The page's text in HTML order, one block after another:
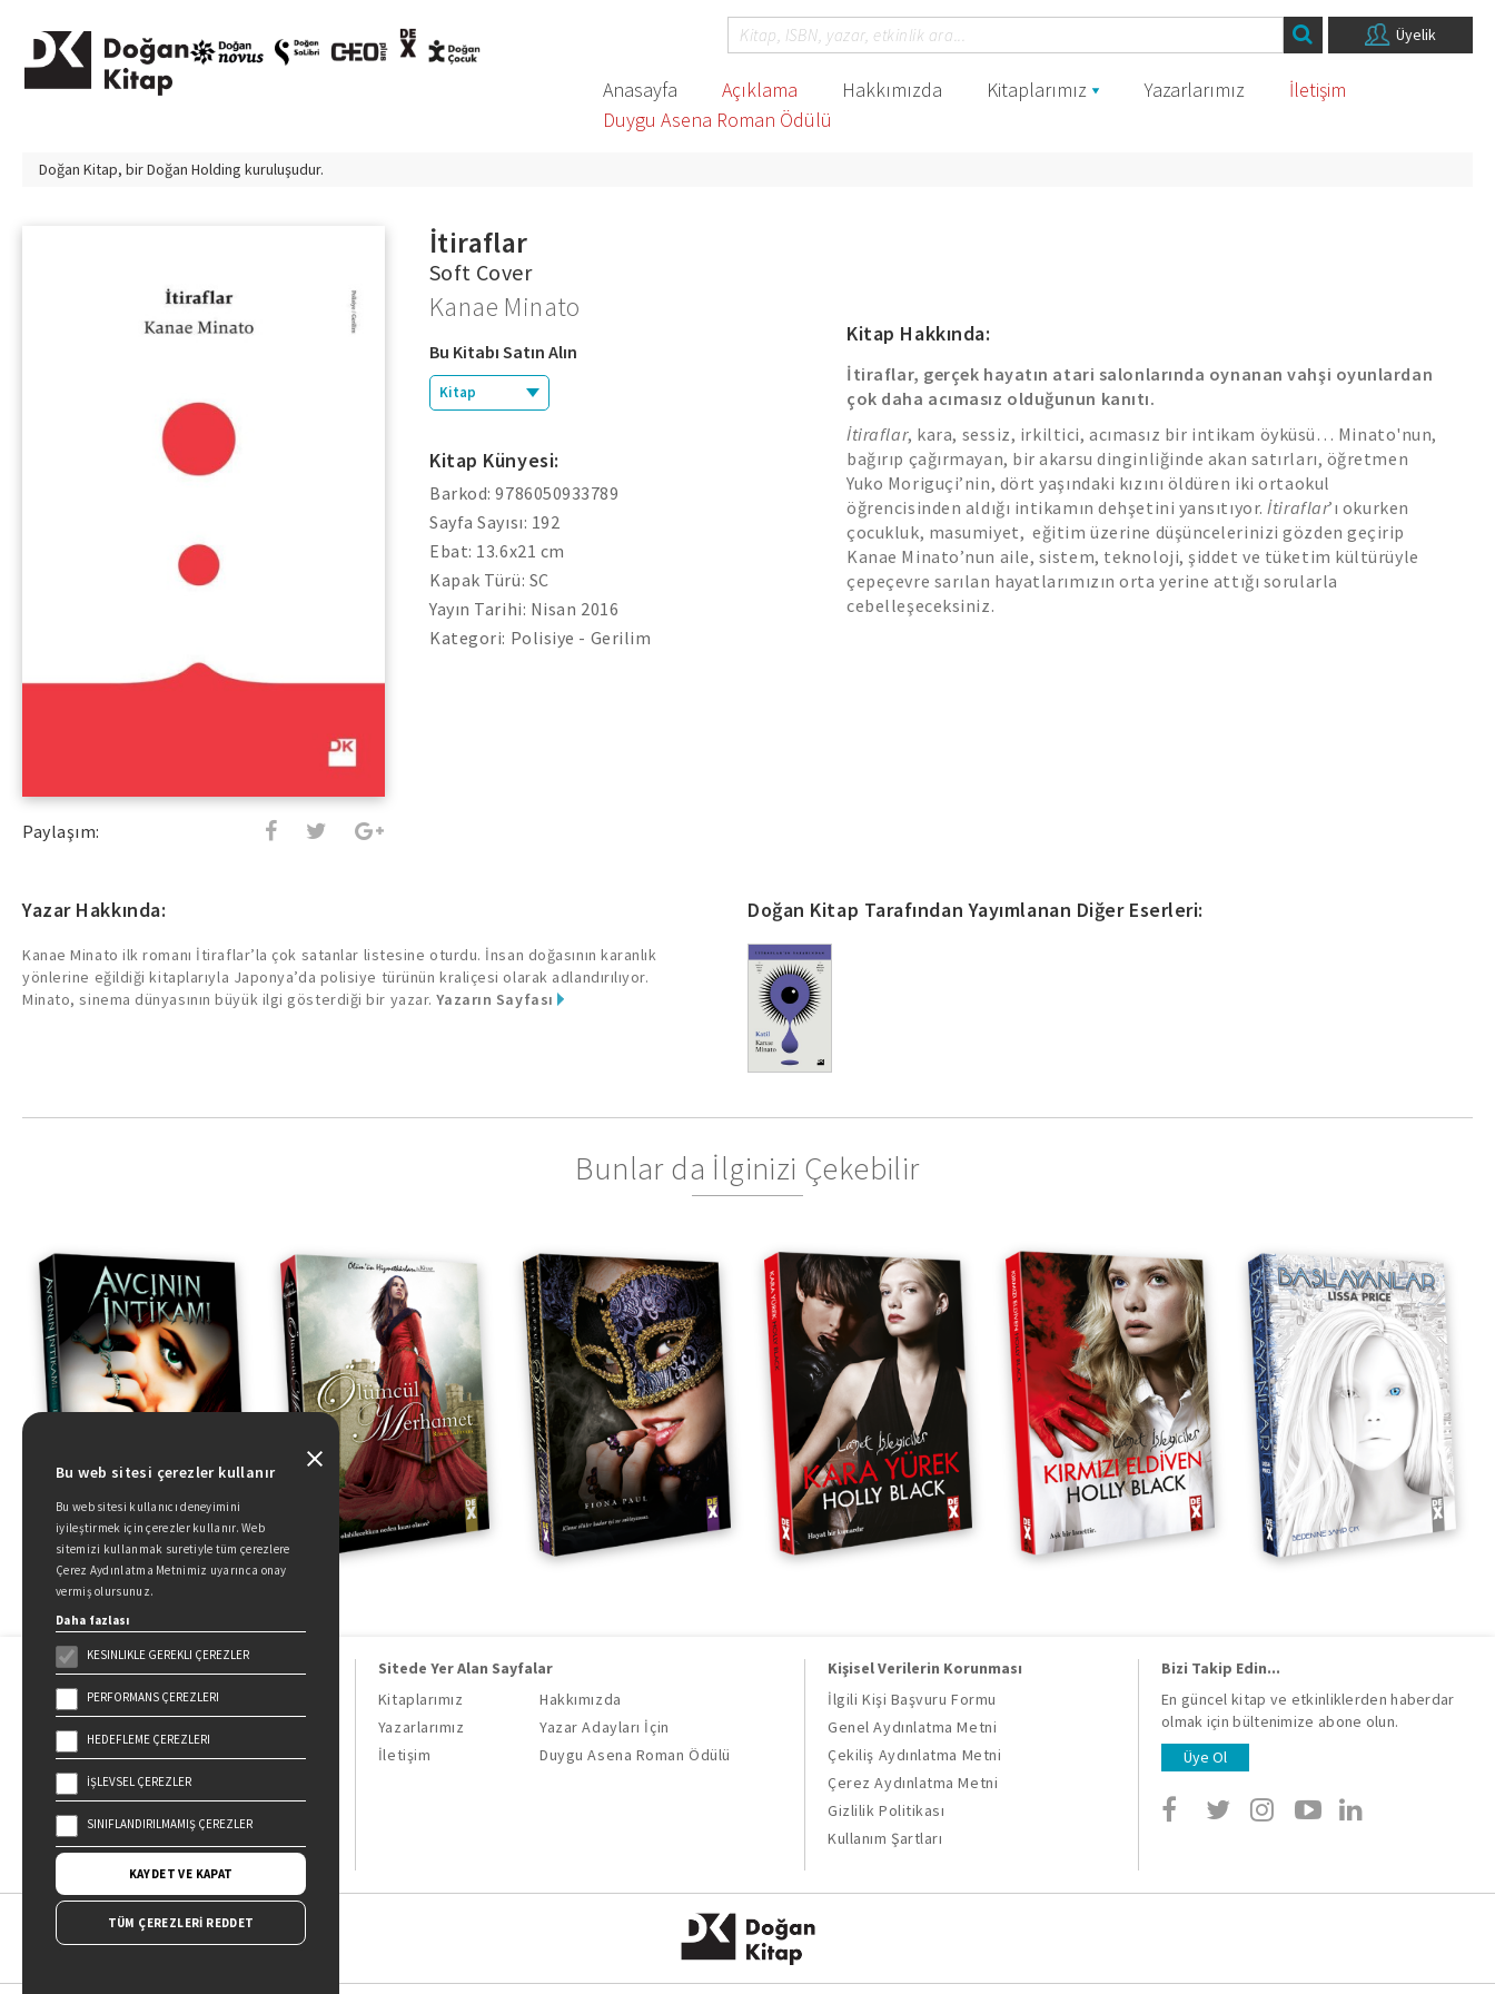
Üyelik
Anasayfa Açıklama Hakkımızda Kitaplarımız Yazarlarımız
İletişim
Duygu Asena Roman Ödülü
Doğan Kitap, birDoğan Holding kuruluşudur.
Paylaşım:
İtiraflar
Soft Cover
Kanae Minato
Bu Kitabı Satın Alın
Kitap
Kitap Künyesi:
Barkod: 9786050933789
Sayfa Sayısı: 192
Ebat: 13.6x21 cm
Kapak Türü: SC
Yayın Tarihi: Nisan 2016
Kategori: Polisiye - Gerilim
Kitap Hakkında:
İtiraflar, gerçek hayatın atari salonlarında oynanan vahşi oyunlardan
çok daha acımasız olduğunun kanıtı.
İtiraflar, kara, sessiz, irkiltici, acımasız bir intikam öyküsü… Minato'nun,
bağırıp çağırmayan, bir akarsu dinginliğinde akan satırları, öğretmen
Yuko Moriguçi’nin, dört yaşındaki kızını öldüren iki ortaokul
öğrencisinden aldığı intikamın dehşetini yansıtıyor.İtiraflar’ı okurken
çocukluk, masumiyet, eğitim üzerine düşüncelerinizi gözden geçirip
Kanae Minato’nun aile, sistem, teknoloji, şiddet ve tüketim kültürüyle
çepeçevre sarılan hayatlarımızın orta yerine attığı sorularla
cebelleşeceksiniz.
Yazar Hakkında:
Kanae Minato ilk romanı İtiraflar’la çok satanlar listesine oturdu. İnsan doğasının karanlık
yönlerine eğildiği kitaplarıyla Japonya’da polisiye türünün kraliçesi olarak adlandırılıyor.
Minato, sinema dünyasının büyük ilgi gösterdiği bir yazar.Yazarın Sayfası
Doğan Kitap Tarafından Yayımlanan Diğer Eserleri:
Bunlar da İlginizi Çekebilir
Doğan Kitap, bir Doğan Holding
kuruluşudur.
19 Mayıs Cad. Golden Plaza No:1 Kat:10
34360 / Şişli / İstanbul
Sitede Yer Alan Sayfalar
Kitaplarımız
Hakkımızda
Yazarlarımız
Yazar Adayları İçin
İletişim
Duygu Asena Roman Ödülü
Kişisel Verilerin Korunması
İlgili Kişi Başvuru Formu
Genel Aydınlatma Metni
Çekiliş Aydınlatma Metni
Çerez Aydınlatma Metni
Gizlilik Politikası
Kullanım Şartları
Bizi Takip Edin...
En güncel kitap ve etkinliklerden haberdar
olmak için bültenimize abone olun.
Üye Ol
Bu web sitesi çerezler kullanır
Bu web sitesi kullanıcı deneyimini
iyileştirmek için çerezler kullanır. Web
sitemizi kullanmak suretiyle tüm çerezlere
Çerez Aydınlatma Metnimiz uyarınca onay
vermiş olursunuz.
Daha fazlası
KESINLIKLE GEREKLI ÇEREZLER
PERFORMANS ÇEREZLERI
HEDEFLEME ÇEREZLERI
İŞLEVSEL ÇEREZLER
SINIFLANDIRILMAMIŞ ÇEREZLER
KAYDET VE KAPAT
TÜM ÇEREZLERİ REDDET